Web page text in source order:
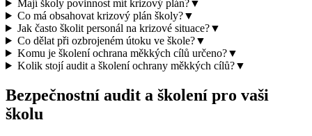
Mají školy povinnost mít krizový plán?▼
Co má obsahovat krizový plán školy?▼
Jak často školit personál na krizové situace?▼
Co dělat při ozbrojeném útoku ve škole?▼
Komu je školení ochrana měkkých cílů určeno?▼
Kolik stojí audit a školení ochrany měkkých cílů?▼
Bezpečnostní audit a školení pro vaši
školu